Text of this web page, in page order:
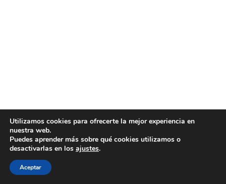
Utilizamos cookies para ofrecerte la mejor experiencia en
nuestra web.
Puedes aprender más sobre qué cookies utilizamos o
desactivarlas en los ajustes.
Aceptar